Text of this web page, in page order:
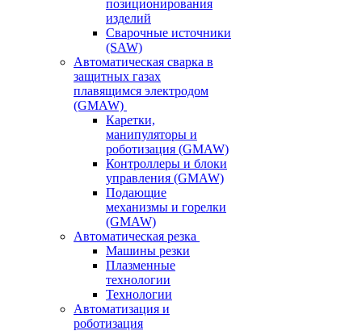
позиционирования
изделий
Сварочные источники
(SAW)
Автоматическая сварка в
защитных газах
плавящимся электродом
(GMAW)
Каретки,
манипуляторы и
роботизация (GMAW)
Контроллеры и блоки
управления (GMAW)
Подающие
механизмы и горелки
(GMAW)
Автоматическая резка
Машины резки
Плазменные
технологии
Технологии
Автоматизация и
роботизация